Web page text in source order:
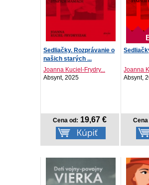
Sedliačky. Rozprávanie o
našich starých ...
Joanna Kuciel-Frydry...
Absynt, 2025
Cena od: 19,67 €
Joanna
Absynt,